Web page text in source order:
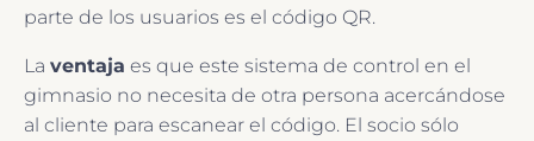
parte de los usuarios es el código QR.
La ventaja es que este sistema de control en el
gimnasio no necesita de otra persona acercándose
al cliente para escanear el código. El socio sólo